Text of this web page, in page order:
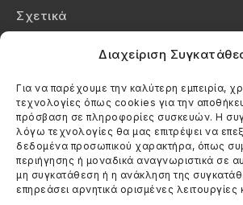
Διαχείριση
Για να παρέχουμε την καλύτερη εμπειρία,
τεχνολογίες όπως cookies για την
πρόσβαση σε πληροφορίες συσκευών. Η
λόγω τεχνολογίες θα μας επιτρέψει να
δεδομένα προσωπικού χαρακτήρα, όπως
περιήγησης ή μοναδικά αναγνωριστικά σε
μη συγκατάθεση ή η ανάκληση της
επηρεάσει αρνητικά ορισμένες λειτουργίες
Σχετικά
Πολιτική Cookies (ΕΕ)
Στοιχεία Επικοινωνίας
Καλεσέ μας
(+30) 6974123481